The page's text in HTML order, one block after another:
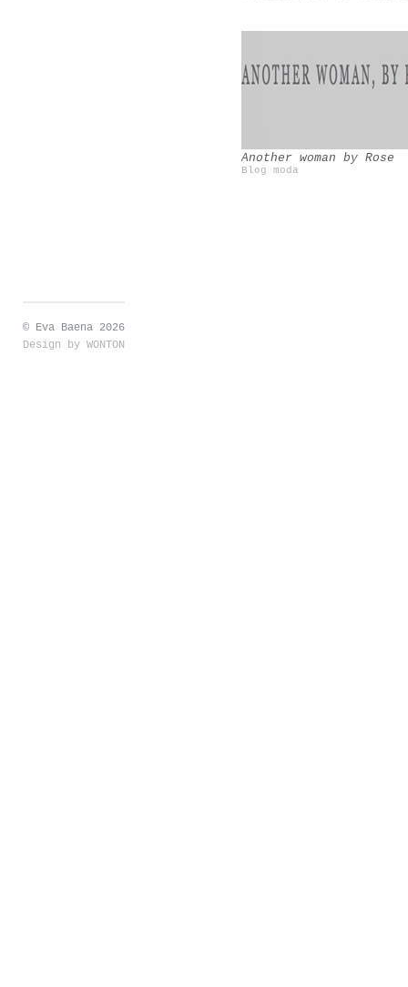
Another woman by Rose
Blog moda
© Eva Baena 2026
Design by WONTON